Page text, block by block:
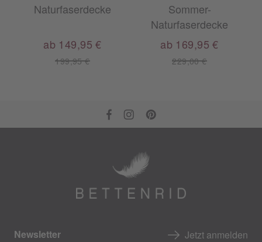
Naturfaserdecke
199,95 €
ab 149,95 €
Sommer-
Naturfaserdecke
229,00 €
ab 169,95 €
Newsletter Jetzt anmelden